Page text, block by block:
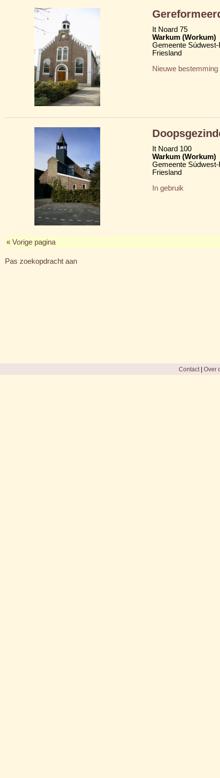
It Noard 75
Warkum (Workum)
Gemeente
Friesland
Nieuwe bestemming
It Noard 100
Warkum (Workum)
Gemeente
Friesland
In gebruik
« Vorige pagina
Pas zoekopdracht aan
Contact| Over